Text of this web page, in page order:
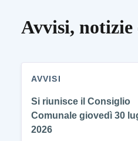
Avvisi, notizie
AVVISI
Si riunisce il Consiglio
Comunale giovedì 30
2026